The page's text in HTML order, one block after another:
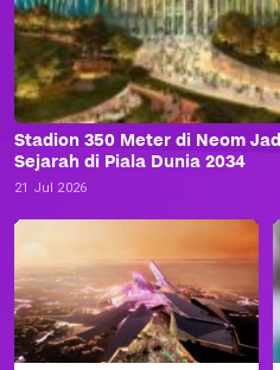
Stadion 350 Meter di Neom
Sejarah di Piala Dunia 2034
21 Jul 2026